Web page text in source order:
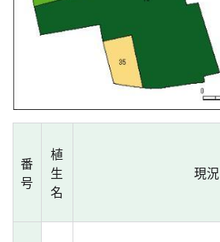
番
号
植
生
名
現況